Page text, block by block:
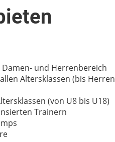
und Herrenbereich
Altersklassen (bis Herren
(von U8 bis U18)
Trainern